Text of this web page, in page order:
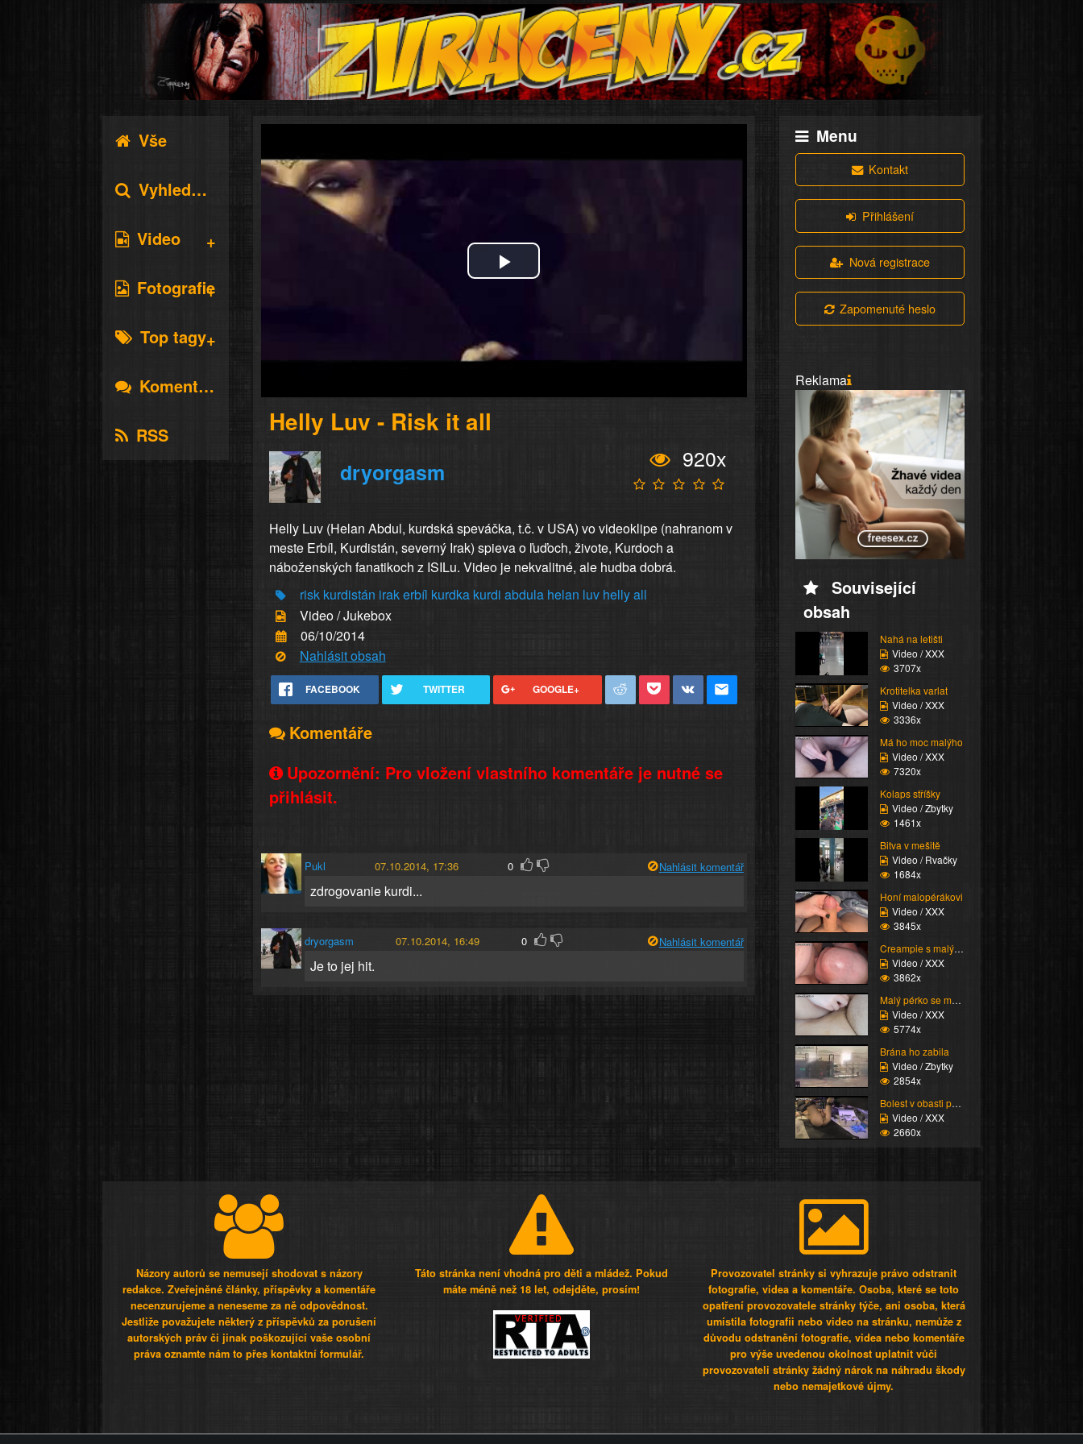
Vše
Vyhledávání
Video
Fotografie
Top tagy
Komentáře
RSS
Play
Helly Luv - Risk it all
dryorgasm
920x
Helly Luv (Helan Abdul, kurdská speváčka, t.č. v USA) vo videoklipe (nahranom v
meste Erbíl, Kurdistán, severný Irak) spieva o ľuďoch, živote, Kurdoch a
náboženských fanatikoch z ISILu. Video je nekvalitné, ale hudba dobrá.
risk kurdistán irakerbíl kurdka kurdi abdula helan luv hellyall
Video / Jukebox
06/10/2014
Nahlásit obsah
FACEBOOK TWITTER GOOGLE+
Komentáře
Upozornění: Pro vložení vlastního komentáře je nutné se
přihlásit.
Pukl 07.10.2014, 17:36 0 Nahlásit komentář
zdrogovanie kurdi...
dryorgasm 07.10.2014, 16:49 0 Nahlásit komentář
Je to jej hit.
Menu
Kontakt
Přihlášení
Nová registrace
Zapomenuté heslo
Reklama
Související
obsah
Nahá na letišti
Video / XXX
3707x
Krotitelka varlat
Video / XXX
3336x
Má ho moc malýho
Video / XXX
7320x
Kolaps stříšky
Video / Zbytky
1461x
Bitva v mešitě
Video / Rvačky
1684x
Honí malopérákovi
Video / XXX
3845x
Creampie s malým chuje...
Video / XXX
3862x
Malý pérko se mazlí o ...
Video / XXX
5774x
Brána ho zabila
Video / Zbytky
2854x
Bolest v obasti péra
Video / XXX
2660x
Názory autorů se nemusejí shodovat s názory
redakce. Zveřejněné články, příspěvky a komentáře
necenzurujeme a neneseme za ně odpovědnost.
Jestliže považujete některý z příspěvků za porušení
autorských práv či jinak poškozující vaše osobní
práva oznamte nám to přes kontaktní formulář.
Táto stránka není vhodná pro děti a mládež. Pokud
máte méně než 18 let, odejděte, prosím!
Provozovatel stránky si vyhrazuje právo odstranit
fotografie, videa a komentáře. Osoba, které se toto
opatření provozovatele stránky týče, ani osoba, která
umístila fotografii nebo video na stránku, nemůže z
důvodu odstranění fotografie, videa nebo komentáře
pro výše uvedenou okolnost uplatnit vůči
provozovateli stránky žádný nárok na náhradu škody
nebo nemajetkové újmy.